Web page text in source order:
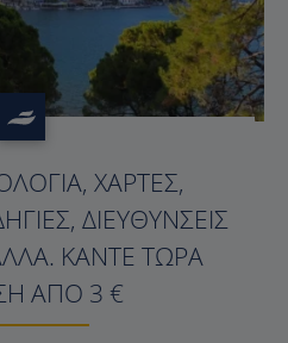
?>
ΧΆΡΤΕΣ,
ΔΙΕΥΘΎΝΣΕΙΣ
ΚΆΝΤΕ ΤΏΡΑ
ΑΠΌ 3 €